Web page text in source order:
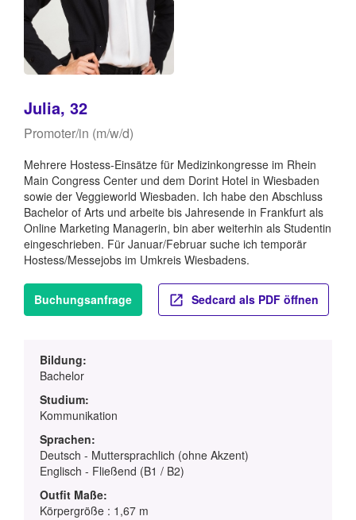
Julia, 32
Promoter/in (m/w/d)
Mehrere Hostess-Einsätze für Medizinkongresse im Rhein
Main Congress Center und dem Dorint Hotel in Wiesbaden
sowie der Veggieworld Wiesbaden. Ich habe den Abschluss
Bachelor of Arts und arbeite bis Jahresende in Frankfurt als
Online Marketing Managerin, bin aber weiterhin als Studentin
eingeschrieben. Für Januar/Februar suche ich temporär
Hostess/Messejobs im Umkreis Wiesbadens.
Buchungsanfrage Sedcard als PDF öffnen
Bildung:
Bachelor
Studium:
Kommunikation
Sprachen:
Deutsch - Muttersprachlich (ohne Akzent)
Englisch - Fließend (B1 / B2)
Outfit Maße:
Körpergröße : 1,67 m